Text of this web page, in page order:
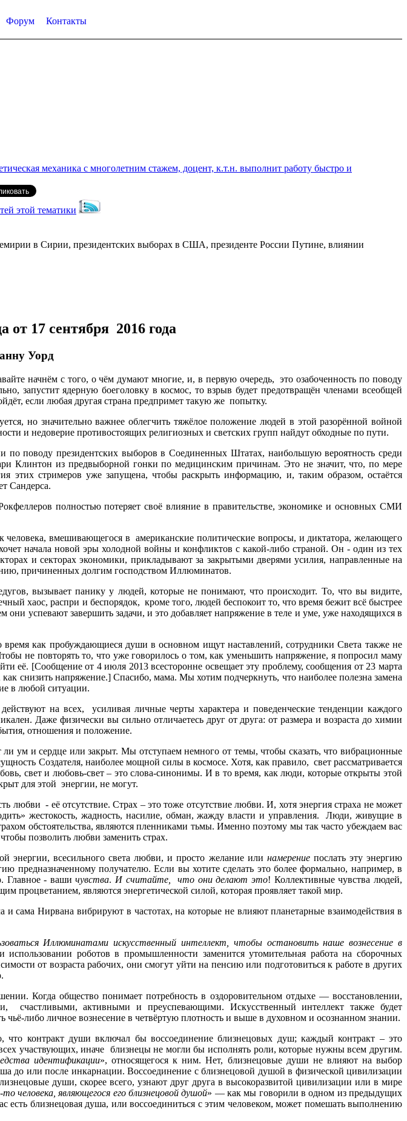
Форум Контакты
механика с многолетним стажем, доцент, к.т.н. выполнит работу быстро и
этой тематики
в Сирии, президентских выборах в США, президенте России Путине, влиянии
17 сентября 2016 года
Уорд
начнём с того, о чём думают многие, и, в первую очередь, это озабоченность по поводу
запустит ядерную боеголовку в космос, то взрыв будет предотвращён членами всеобщей
если любая другая страна предпримет такую же попытку.
но значительно важнее облегчить тяжёлое положение людей в этой разорённой войной
и недоверие противостоящих религиозных и светских групп найдут обходные по пути.
по поводу президентских выборов в Соединенных Штатах, наибольшую вероятность среди
из предвыборной гонки по медицинским причинам. Это не значит, что, по мере
этих стримеров уже запущена, чтобы раскрыть информацию, и, таким образом, остаётся
Сандерса.
полностью потеряет своё влияние в правительстве, экономике и основных СМИ
вмешивающегося в американские политические вопросы, и диктатора, желающего
начала новой эры холодной войны и конфликтов с какой-либо страной. Он - один из тех
и секторах экономики, прикладывают за закрытыми дверями усилия, направленные на
причиненных долгим господством Иллюминатов.
вызывает панику у людей, которые не понимают, что происходит. То, что вы видите,
хаос, распри и беспорядок, кроме того, людей беспокоит то, что время бежит всё быстрее
успевают завершить задачи, и это добавляет напряжение в теле и уме, уже находящихся в
как пробуждающиеся души в основном ищут наставлений, сотрудники Света также не
не повторять то, что уже говорилось о том, как уменьшить напряжение, я попросил маму
её. [Сообщение от 4 июля 2013 всесторонне освещает эту проблему, сообщения от 23 марта
снизить напряжение.] Спасибо, мама. Мы хотим подчеркнуть, что наиболее полезна замена
в любой ситуации.
на всех, усиливая личные черты характера и поведенческие тенденции каждого
Даже физически вы сильно отличаетесь друг от друга: от размера и возраста до химии
отношения и положение.
ум и сердце или закрыт. Мы отступаем немного от темы, чтобы сказать, что вибрационные
Создателя, наиболее мощной силы в космосе. Хотя, как правило, свет рассматривается
свет и любовь-свет – это слова-синонимы. И в то время, как люди, которые открыты этой
для этой энергии, не могут.
- её отсутствие. Страх – это тоже отсутствие любви. И, хотя энергия страха не может
жестокость, жадность, насилие, обман, жажду власти и управления. Люди, живущие в
обстоятельства, являются пленниками тьмы. Именно поэтому мы так часто убеждаем вас
позволить любви заменить страх.
энергии, всесильного света любви, и просто желание или намерениепослать эту энергию
предназначенному получателю. Если вы хотите сделать это более формально, например, в
Главное - вашичувства. И считайте, что они делают это! Коллективные чувства людей,
процветанием, являются энергетической силой, которая проявляет такой мир.
и сама Нирвана вибрируют в частотах, на которые не влияют планетарные взаимодействия в
Иллюминатами искусственный интеллект, чтобы остановить наше вознесение в
использовании роботов в промышленности заменится утомительная работа на сборочных
от возраста рабочих, они смогут уйти на пенсию или подготовиться к работе в других
Когда общество понимает потребность в оздоровительном отдыхе — восстановлении,
счастливыми, активными и преуспевающими. Искусственный интеллект также будет
либо личное вознесение в четвёртую плотность и выше в духовном и осознанном знании.
контракт души включал бы воссоединение близнецовых душ; каждый контракт – это
участвующих, иначе близнецы не могли бы исполнять роли, которые нужны всем другим.
идентификации», относящегося к ним. Нет, близнецовые души не влияют на выбор
до или после инкарнации. Воссоединение с близнецовой душой в физической цивилизации
души, скорее всего, узнают друг друга в высокоразвитой цивилизации или в мире
человека, являющегося его близнецовой душой» — как мы говорили в одном из предыдущих
близнецовая душа, или воссоединиться с этим человеком, может помешать выполнению